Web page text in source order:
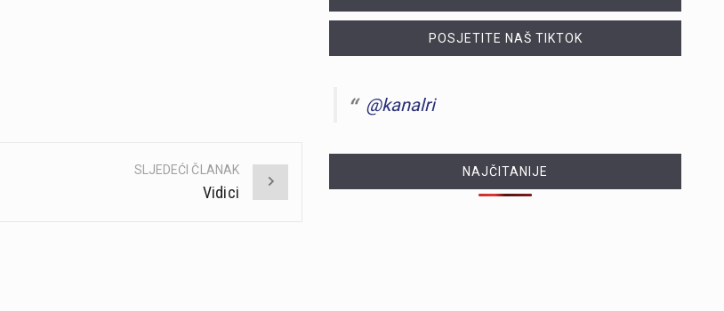
SLJEDEĆI ČLANAK
Vidici
POSJETITE NAŠ TIKTOK
@kanalri
NAJČITANIJE